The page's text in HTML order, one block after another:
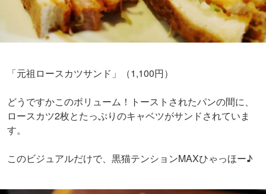
「元祖ロースカツサンド」（1,100円）
どうですかこのボリューム！トーストされたパンの間に、
ロースカツ2枚とたっぷりのキャベツがサンドされていま
す。
このビジュアルだけで、黒猫テンションMAXひゃっほー♪